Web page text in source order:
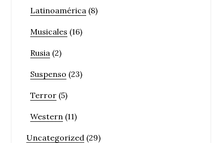
Latinoamérica (8)
Musicales (16)
Rusia (2)
Suspenso (23)
Terror (5)
Western (11)
Uncategorized (29)